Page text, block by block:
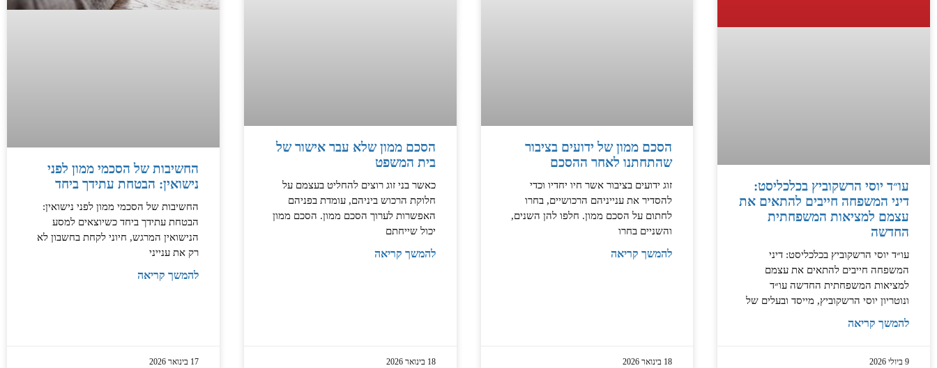
עו״ד יוסי הרשקוביץ בכלכליסט:
דיני המשפחה חייבים להתאים את
עצמם למציאות המשפחתית
החדשה
‏עו״ד יוסי הרשקוביץ בכלכליסט: דיני
המשפחה חייבים להתאים את עצמם
למציאות המשפחתית החדשה ‏עו״ד
ונוטריון יוסי הרשקוביץ, מייסד ובעלים של
להמשך קריאה
9 ביולי 2026
הסכם ממון של ידועים בציבור
שהתחתנו לאחר ההסכם
זוג ידועים בציבור אשר חיו יחדיו וכדי
להסדיר את ענייניהם הרכושיים, בחרו
לחתום על הסכם ממון. חלפו להן השנים,
והשניים בחרו
להמשך קריאה
18 בינואר 2026
הסכם ממון שלא עבר אישור של
בית המשפט
כאשר בני זוג רוצים להחליט בעצמם על
חלוקת הרכוש ביניהם, עומדת בפניהם
האפשרות לערוך הסכם ממון. הסכם ממון
יכול שייחתם
להמשך קריאה
18 בינואר 2026
החשיבות של הסכמי ממון לפני
נישואין: הבטחת עתידך ביחד
החשיבות של הסכמי ממון לפני נישואין:
הבטחת עתידך ביחד כשיוצאים למסע
הנישואין המרגש, חיוני לקחת בחשבון לא
רק את ענייני
להמשך קריאה
17 בינואר 2026